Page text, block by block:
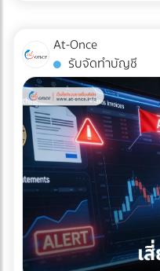
บริษัทรับติดตั้งโซลาร์เซลล์อุ
ฟรีที่ At-once แพลตฟอร์มที่
เนอร์ตัวจริง ช่วยให้โรงงา
และไม่มีวันสะดุด!
บริการขนส่ง (3PL) ระดับพรี
คุณ ควรต้องมีคุณสมบัติและเ
แพทย์โดยเฉพาะ ดังนี้: รถข
Ride Suspension): นี่คือหั
ช่วงล่างแบบถุงลมเท่านั้น เพื่
กระแทกจากพื้นถนนให้เหลื
เครื่องจักรให้อยู่ในสภาพ
การขนส่งระดับนี้ไม่ได้จบแค่
พยาบาล แต่ทีมขนส่งต้องมี
(Unpacking) นำเครื่องมือ
ซ้อน และจัดการนำขยะบรร
มาตรฐานคุณภาพระดับสาก
Agencies) และขายห้องพักแ
Nomad ที่ต้องการพำนักระ
เจ้าของโรงแรมหรือผู้บริหา
โดยเฉพาะในช่วง Low
กลยุทธ์ครับ ทำไมการตลาดแบบเดิมถึงปิดการขายกลุ่ม Nomad
ไม่ได้? พฤติกรรมการจอง
จากนักท่องเที่ยวทั่วไปอย่าง
น้ำสวยๆ หรืออาหารเช้าแบ
กำลังมองหา "ออฟฟิศส่วนตัวที่พักผ่
โรงแรมให้เป็น Nomad
ลูกค้ากลุ่มนี้ให้ยอมจ่ายเงินห
ยาว คุณต้องปรับแต่งการน
At-Once
รับจัดทำบัญชี